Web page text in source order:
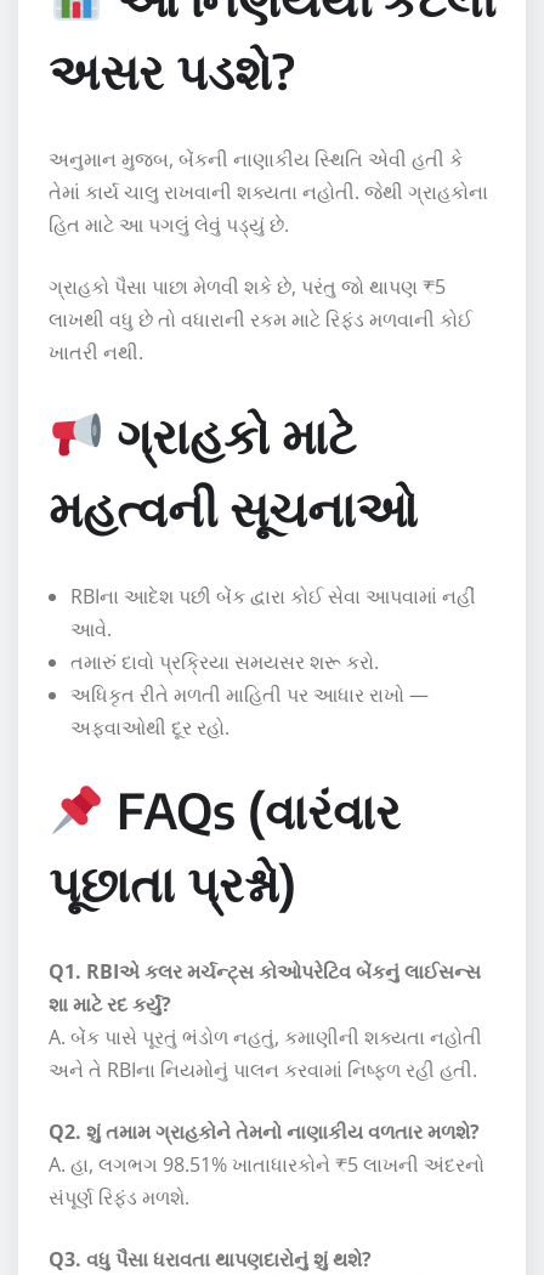
અસર પડશે?
અનુમાન મુજબ, બેંકની નાણાકીય સ્થિતિ એવી હતી કે
તેમાં કાર્ય ચાલુ રાખવાની શક્યતા નહોતી. જેથી ગ્રાહકોના
હિત માટે આ પગલું લેવું પડ્યું છે.
ગ્રાહકો પૈસા પાછા મેળવી શકે છે, પરંતુ જો થાપણ ₹5
લાખથી વધુ છે તો વધારાની રકમ માટે રિફંડ મળવાની કોઈ
ખાતરી નથી.
ગ્રાહકો માટે
મહત્વની સૂચનાઓ
RBIના આદેશ પછી બેંક દ્વારા કોઈ સેવા આપવામાં નહીં
આવે.
તમારું દાવો પ્રક્રિયા સમયસર શરૂ કરો.
અધિકૃત રીતે મળતી માહિતી પર આધાર રાખો —
અફવાઓથી દૂર રહો.
FAQs (વારંવાર
પૂછાતા પ્રશ્નો)
Q1. RBIએ કલર મર્ચન્ટ્સ કોઓપરેટિવ બેંકનું લાઈસન્સ
શા માટે રદ કર્યું?
A. બેંક પાસે પૂરતું ભંડોળ નહતું, કમાણીની શક્યતા નહોતી
અને તે RBIના નિયમોનું પાલન કરવામાં નિષ્ફળ રહી હતી.
Q2. શું તમામ ગ્રાહકોને તેમનો નાણાકીય વળતાર મળશે?
A. હા, લગભગ 98.51% ખાતાધારકોને ₹5 લાખની અંદરનો
સંપૂર્ણ રિફંડ મળશે.
Q3. વધુ પૈસા ધરાવતા થાપણદારોનું શું થશે?